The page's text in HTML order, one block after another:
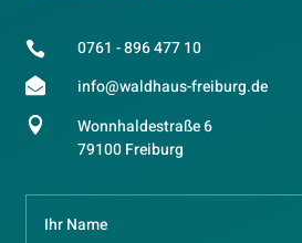
 0761 - 896 477 10
 info@waldhaus-freiburg.de

Wonnhaldestraße 6
79100 Freiburg